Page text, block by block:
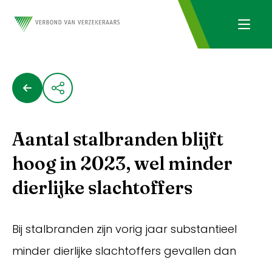
Aantal stalbranden blijft
hoog in 2023, wel minder
dierlijke slachtoffers
Bij stalbranden zijn vorig jaar substantieel
minder dierlijke slachtoffers gevallen dan